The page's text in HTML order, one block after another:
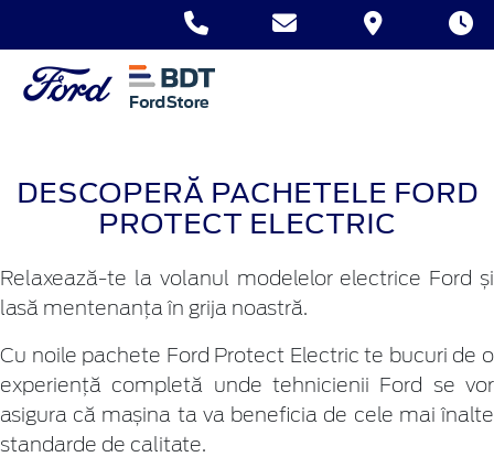
DESCOPERĂ PACHETELE FORD
PROTECT ELECTRIC
Relaxează-te la volanul modelelor electrice Ford și
lasă mentenanța în grija noastră.
Cu noile pachete Ford Protect Electric te bucuri de o
experiență completă unde tehnicienii Ford se vor
asigura că mașina ta va beneficia de cele mai înalte
standarde de calitate.